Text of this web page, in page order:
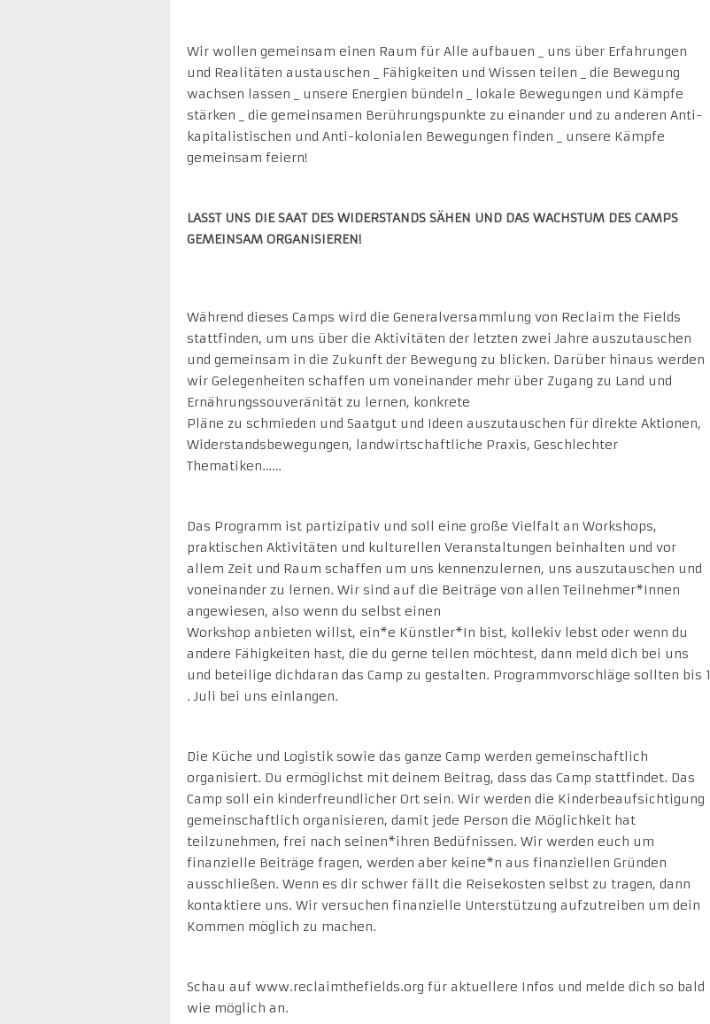
Wir wollen gemeinsam einen Raum für Alle aufbauen _ uns über Erfahrungen
und Realitäten austauschen _ Fähigkeiten und Wissen teilen _ die Bewegung
wachsen lassen _ unsere Energien bündeln _ lokale Bewegungen und Kämpfe
stärken _ die gemeinsamen Berührungspunkte zu einander und zu anderen Anti-
kapitalistischen und Anti-kolonialen Bewegungen finden _ unsere Kämpfe
gemeinsam feiern!
LASST UNS DIE SAAT DES WIDERSTANDS SÄHEN UND DAS WACHSTUM DES CAMPS
GEMEINSAM ORGANISIEREN!
Während dieses Camps wird die Generalversammlung von Reclaim the Fields
stattfinden, um uns über die Aktivitäten der letzten zwei Jahre auszutauschen
und gemeinsam in die Zukunft der Bewegung zu blicken. Darüber hinaus werden
wir Gelegenheiten schaffen um voneinander mehr über Zugang zu Land und
Ernährungssouveränität zu lernen, konkrete
Pläne zu schmieden und Saatgut und Ideen auszutauschen für direkte Aktionen,
Widerstandsbewegungen, landwirtschaftliche Praxis, Geschlechter
Thematiken……
Das Programm ist partizipativ und soll eine große Vielfalt an Workshops,
praktischen Aktivitäten und kulturellen Veranstaltungen beinhalten und vor
allem Zeit und Raum schaffen um uns kennenzulernen, uns auszutauschen und
voneinander zu lernen. Wir sind auf die Beiträge von allen Teilnehmer*Innen
angewiesen, also wenn du selbst einen
Workshop anbieten willst, ein*e Künstler*In bist, kollekiv lebst oder wenn du
andere Fähigkeiten hast, die du gerne teilen möchtest, dann meld dich bei uns
und beteilige dichdaran das Camp zu gestalten. Programmvorschläge sollten bis 1
. Juli bei uns einlangen.
Die Küche und Logistik sowie das ganze Camp werden gemeinschaftlich
organisiert. Du ermöglichst mit deinem Beitrag, dass das Camp stattfindet. Das
Camp soll ein kinderfreundlicher Ort sein. Wir werden die Kinderbeaufsichtigung
gemeinschaftlich organisieren, damit jede Person die Möglichkeit hat
teilzunehmen, frei nach seinen*ihren Bedüfnissen. Wir werden euch um
finanzielle Beiträge fragen, werden aber keine*n aus finanziellen Gründen
ausschließen. Wenn es dir schwer fällt die Reisekosten selbst zu tragen, dann
kontaktiere uns. Wir versuchen finanzielle Unterstützung aufzutreiben um dein
Kommen möglich zu machen.
Schau auf www.reclaimthefields.org für aktuellere Infos und melde dich so bald
wie möglich an.